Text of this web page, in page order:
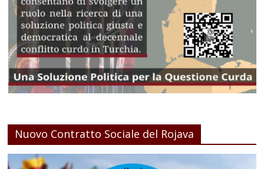
Nuovo Contratto Sociale del Rojava